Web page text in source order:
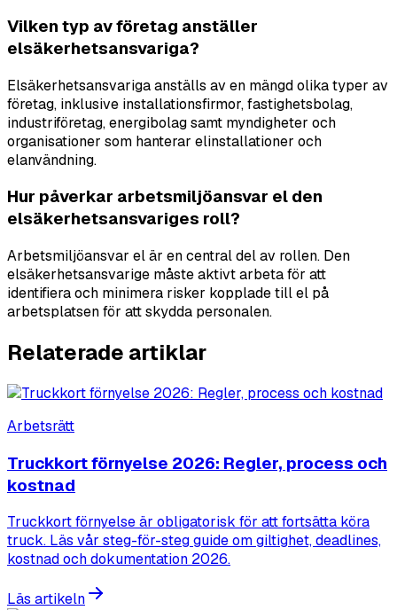
Vilken typ av företag anställer
elsäkerhetsansvariga?
Elsäkerhetsansvariga anställs av en mängd olika typer av
företag, inklusive installationsfirmor, fastighetsbolag,
industriföretag, energibolag samt myndigheter och
organisationer som hanterar elinstallationer och
elanvändning.
Hur påverkar arbetsmiljöansvar el den
elsäkerhetsansvariges roll?
Arbetsmiljöansvar el är en central del av rollen. Den
elsäkerhetsansvarige måste aktivt arbeta för att
identifiera och minimera risker kopplade till el på
arbetsplatsen för att skydda personalen.
Relaterade artiklar
Arbetsrätt
Truckkort förnyelse 2026: Regler, process och
kostnad
Truckkort förnyelse är obligatorisk för att fortsätta köra
truck. Läs vår steg-för-steg guide om giltighet, deadlines,
kostnad och dokumentation 2026.
Läs artikeln